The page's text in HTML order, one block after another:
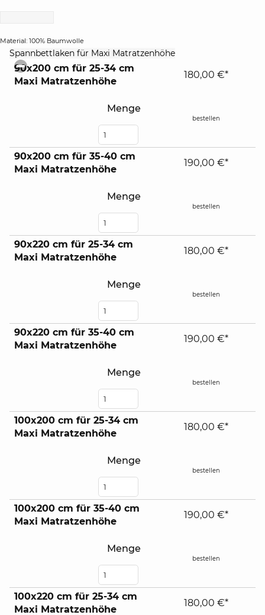
Material: 100% Baumwolle
Spannbettlaken für Maxi Matratzenhöhe
collapse
90x200 cm für 25-34 cm
Maxi Matratzenhöhe
Menge
180,00 €*
bestellen
90x200 cm für 35-40 cm
Maxi Matratzenhöhe
Menge
190,00 €*
bestellen
90x220 cm für 25-34 cm
Maxi Matratzenhöhe
Menge
180,00 €*
bestellen
90x220 cm für 35-40 cm
Maxi Matratzenhöhe
Menge
190,00 €*
bestellen
100x200 cm für 25-34 cm
Maxi Matratzenhöhe
Menge
180,00 €*
bestellen
100x200 cm für 35-40 cm
Maxi Matratzenhöhe
Menge
190,00 €*
bestellen
100x220 cm für 25-34 cm
Maxi Matratzenhöhe
180,00 €*